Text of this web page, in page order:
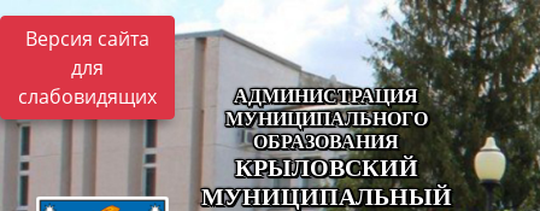
Версия сайта
для
слабовидящих
АДМИНИСТРАЦИЯ
МУНИЦИПАЛЬНОГО
ОБРАЗОВАНИЯ
КРЫЛОВСКИЙ
МУНИЦИПАЛЬНЫЙ